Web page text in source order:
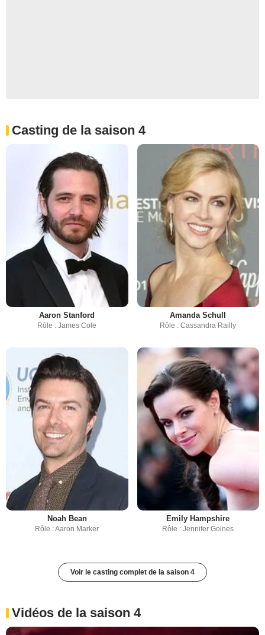
Casting de la saison 4
Aaron Stanford
Rôle : James Cole
Amanda Schull
Rôle : Cassandra Railly
Noah Bean
Rôle : Aaron Marker
Emily Hampshire
Rôle : Jennifer Goines
Voir le casting complet de la saison 4
Vidéos de la saison 4